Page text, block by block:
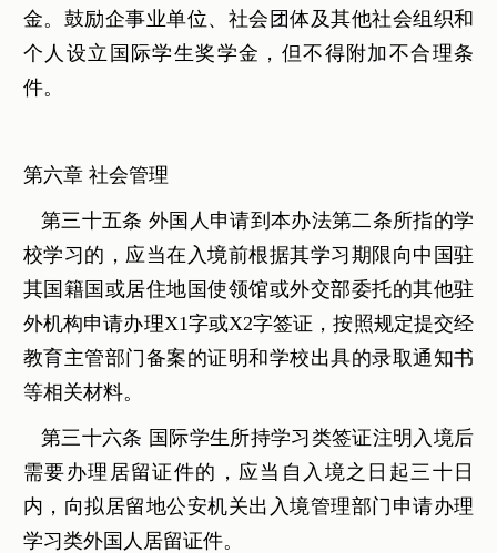
金。鼓励企事业单位、社会团体及其他社会组织和
个人设立国际学生奖学金，但不得附加不合理条
件。
第六章 社会管理
第三十五条 外国人申请到本办法第二条所指的学
校学习的，应当在入境前根据其学习期限向中国驻
其国籍国或居住地国使领馆或外交部委托的其他驻
外机构申请办理X1字或X2字签证，按照规定提交经
教育主管部门备案的证明和学校出具的录取通知书
等相关材料。
第三十六条 国际学生所持学习类签证注明入境后
需要办理居留证件的，应当自入境之日起三十日
内，向拟居留地公安机关出入境管理部门申请办理
学习类外国人居留证件。